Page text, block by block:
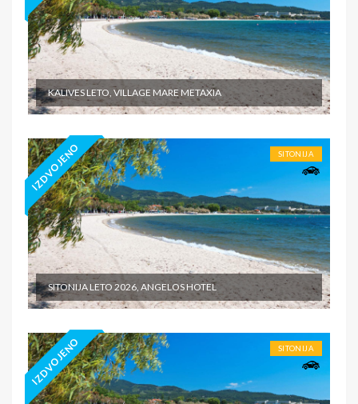
KALIVES LETO, VILLAGE MARE METAXIA
IZDVOJENO SITONIJA
SITONIJA LETO 2026, ANGELOS HOTEL
IZDVOJENO SITONIJA